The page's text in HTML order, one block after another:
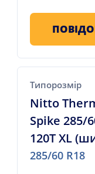
Типорозмір
Nitto
Spike 285/
120T XL
285/60 R18